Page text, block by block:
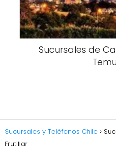
Sucursales de
Sucursales y Teléfonos Chile
Frutillar